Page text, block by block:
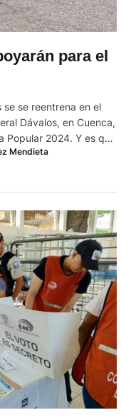
para el
se reentrena en el
Dávalos, en Cuenca,
Popular 2024. Y es que
en todo el Ecuador
de los recintos
Mendieta